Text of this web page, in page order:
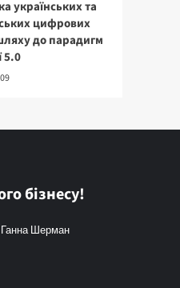
українських та
цифрових
до парадигм
5.0
бізнесу!
Ганна Шерман